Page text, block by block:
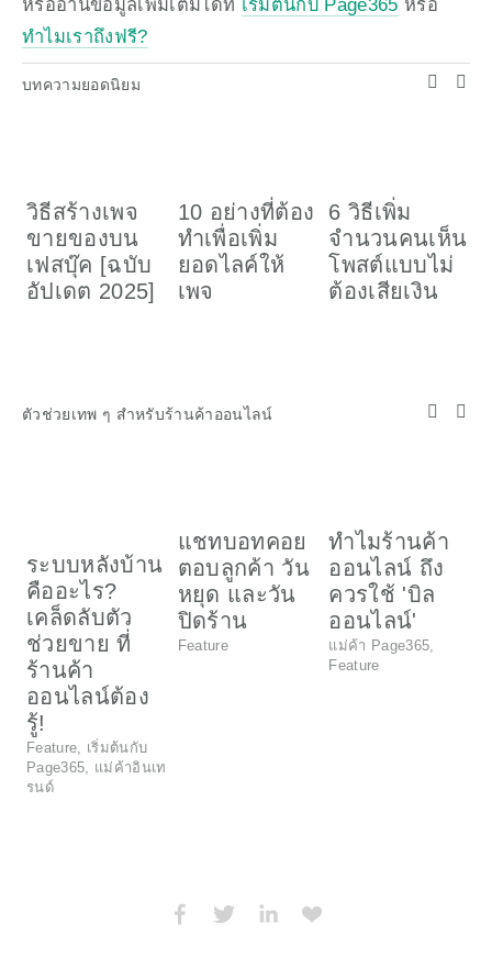
หรืออ่านข้อมูลเพิ่มเติมได้ที่ เริ่มต้นกับ Page365
ทำไมเราถึงฟรี?
บทความยอดนิยม
วิธีสร้างเพจ
ขายของบน
เฟสบุ๊ค [ฉบับ
อัปเดต 2025]
10 อย่างที่ต้อง
ทำเพื่อเพิ่ม
ยอดไลค์ให้
เพจ
6 วิธีเพิ่ม
จำนวนคนเห็น
โพสต์แบบไม่
ต้องเสียเงิน
ตัวช่วยเทพ ๆ สำหรับร้านค้าออนไลน์
ระบบหลังบ้าน
คืออะไร?
เคล็ดลับตัว
ช่วยขาย ที่
ร้านค้า
ออนไลน์ต้อง
รู้!
Feature
เริ่มต้นกับ
Page365
แม่ค้าอินเท
รนด์
แชทบอทคอย
ตอบลูกค้า วัน
หยุด และวัน
ปิดร้าน
Feature
ทำไมร้านค้า
ออนไลน์ ถึง
ควรใช้ 'บิล
ออนไลน์'
แม่ค้า Page365
Feature